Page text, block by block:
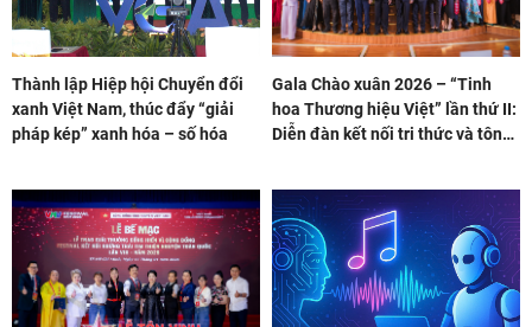
Thành lập Hiệp hội Chuyển đổi
xanh Việt Nam, thúc đẩy “giải
pháp kép” xanh hóa – số hóa
Gala Chào xuân 2026 – “Tinh
hoa Thương hiệu Việt” lần thứ II:
Diễn đàn kết nối tri thức và tôn